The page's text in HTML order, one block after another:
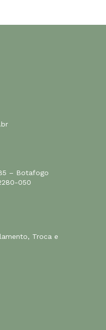
– Botafogo
050
Troca e